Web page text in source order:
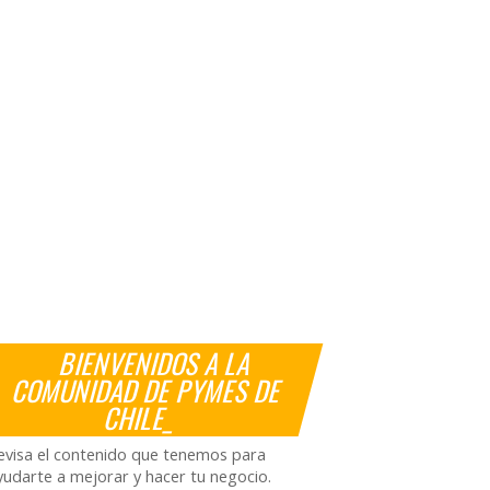
BIENVENIDOS A LA
COMUNIDAD DE PYMES DE
CHILE_
el contenido que tenemos para
a mejorar y hacer tu negocio.